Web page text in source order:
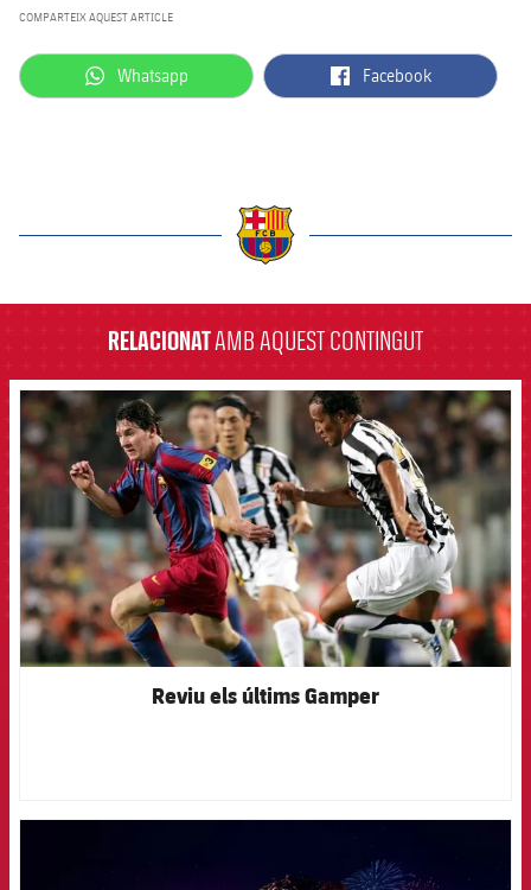
Classificació
Fotos
VALORANT Game Changers
COMPARTEIX AQUEST ARTICLE
label.aria.whatsapp
Whatsapp label.aria.facebook
Facebook
RELACIONATAMB AQUEST CONTINGUT
FCB Barcelona badge
Reviu els últims Gamper